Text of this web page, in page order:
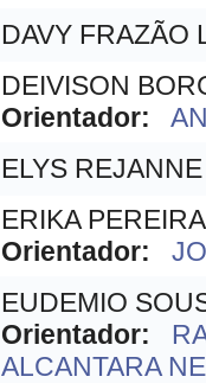
DAVY FRAZÃO
DEIVISON
Orientador:
ELYS
ERIKA
Orientador:
EUDEMIO
Orientador:
ALCANTARA